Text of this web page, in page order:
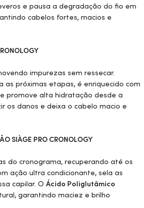
e pausa a degradação do fio em
cabelos fortes, macios e
impurezas sem ressecar.
as próximas etapas, é enriquecido com
promove alta hidratação desde a
os danos e deixa o cabelo macio e
SIÀGE PRO CRONOLOGY
do cronograma, recuperando até os
ação ultra condicionante, sela as
capilar. O Ácido Poliglutâmico
garantindo maciez e brilho